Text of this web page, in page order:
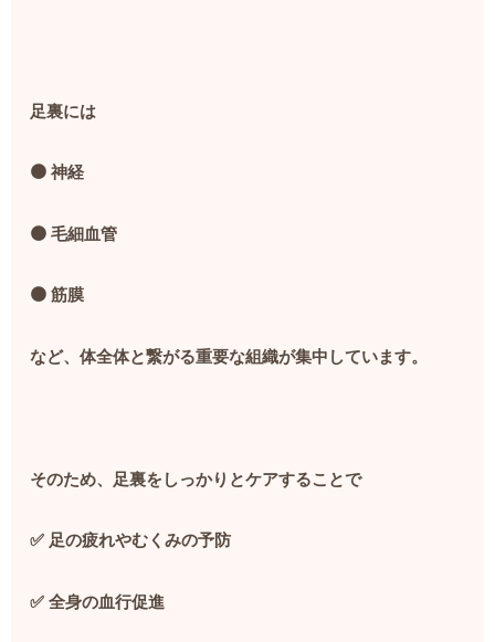
足裏には
🟠神経
🟠毛細血管
🟠筋膜
など、体全体と繋がる重要な組織が集中しています。
そのため、足裏をしっかりとケアすることで
✅ 足の疲れやむくみの予防
✅全身の血行促進